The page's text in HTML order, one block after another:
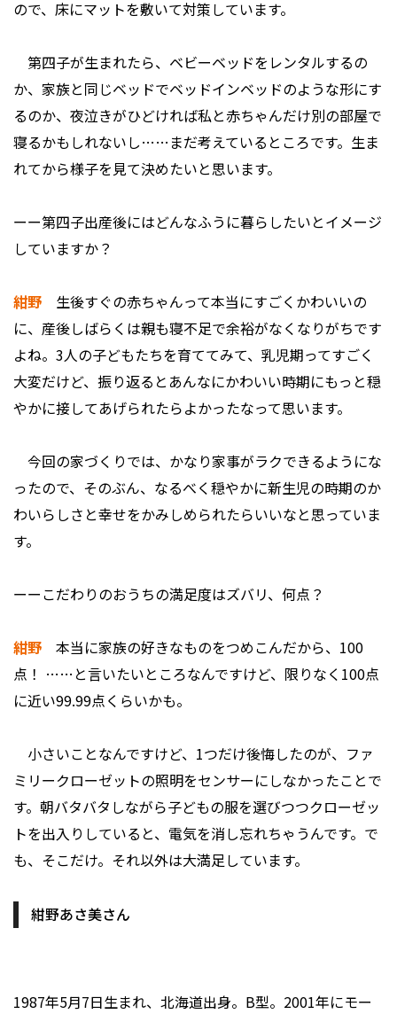
ので、床にマットを敷いて対策しています。
第四子が生まれたら、ベビーベッドをレンタルするの
か、家族と同じベッドでベッドインベッドのような形にす
るのか、夜泣きがひどければ私と赤ちゃんだけ別の部屋で
寝るかもしれないし……まだ考えているところです。生ま
れてから様子を見て決めたいと思います。
ーー第四子出産後にはどんなふうに暮らしたいとイメージ
していますか？
紺野 生後すぐの赤ちゃんって本当にすごくかわいいの
に、産後しばらくは親も寝不足で余裕がなくなりがちです
よね。3人の子どもたちを育ててみて、乳児期ってすごく
大変だけど、振り返るとあんなにかわいい時期にもっと穏
やかに接してあげられたらよかったなって思います。
今回の家づくりでは、かなり家事がラクできるようにな
ったので、そのぶん、なるべく穏やかに新生児の時期のか
わいらしさと幸せをかみしめられたらいいなと思っていま
す。
ーーこだわりのおうちの満足度はズバリ、何点？
紺野 本当に家族の好きなものをつめこんだから、100
点！ ……と言いたいところなんですけど、限りなく100点
に近い99.99点くらいかも。
小さいことなんですけど、1つだけ後悔したのが、ファ
ミリークローゼットの照明をセンサーにしなかったことで
す。朝バタバタしながら子どもの服を選びつつクローゼッ
トを出入りしていると、電気を消し忘れちゃうんです。で
も、そこだけ。それ以外は大満足しています。
紺野あさ美さん
1987年5月7日生まれ、北海道出身。B型。2001年にモー